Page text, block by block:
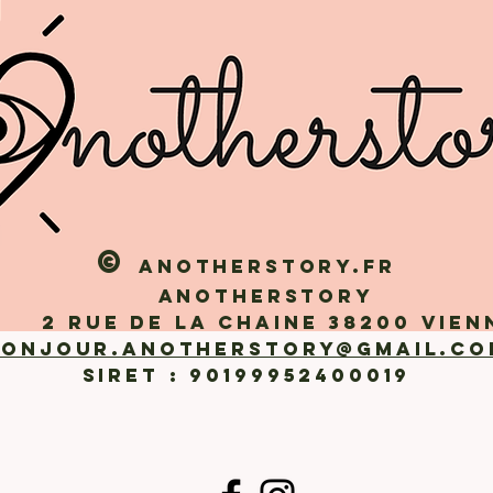
©
Anotherstory.fr
Anotherstory
rue de la Chaine 38200
SIRET : 90199952400019